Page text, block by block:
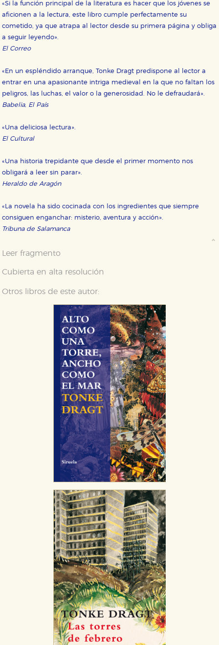
«Si la función principal de la literatura es hacer que los jóvenes se
aficionen a la lectura, este libro cumple perfectamente su
cometido, ya que atrapa al lector desde su primera página y obliga
a seguir leyendo».
El Correo
«En un espléndido arranque, Tonke Dragt predispone al lector a
entrar en una apasionante intriga medieval en la que no faltan los
peligros, las luchas, el valor o la generosidad. No le defraudará».
Babelia, El País
«Una deliciosa lectura».
El Cultural
«Una historia trepidante que desde el primer momento nos
obligará a leer sin parar».
Heraldo de Aragón
«La novela ha sido cocinada con los ingredientes que siempre
consiguen enganchar: misterio, aventura y acción».
Tribuna de Salamanca
Leer fragmento
Cubierta en alta resolución
Otros libros de este autor: